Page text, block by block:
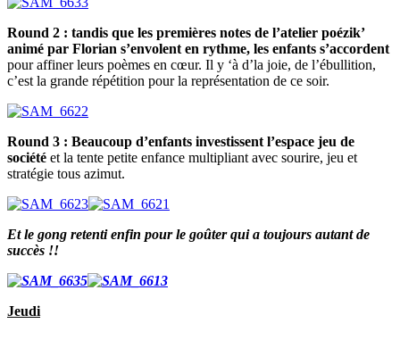
Round 2 : tandis que les premières notes de l’atelier poézik’
animé par Florian s’envolent en rythme, les enfants s’accordent
pour affiner leurs poèmes en cœur. Il y ‘à d’la joie, de l’ébullition,
c’est la grande répétition pour la représentation de ce soir.
Round 3 : Beaucoup d’enfants investissent l’espace jeu de
société et la tente petite enfance multipliant avec sourire, jeu et
stratégie tous azimut.
Et le gong retenti enfin pour le goûter qui a toujours autant de
succès !!
Jeudi